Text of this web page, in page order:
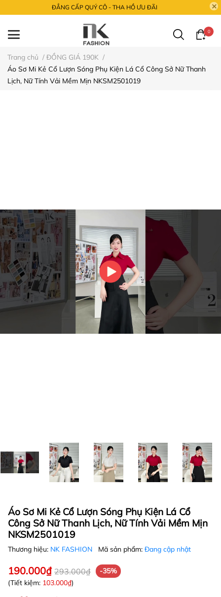
ĐẲNG CẤP QUÝ CÔ - THA HỒ ƯU ĐÃI
0
Trang chủ / ĐỒNG GIÁ 190K /
Áo Sơ Mi Kẻ Cổ Lượn Sóng Phụ Kiện Lá Cổ Công Sở Nữ Thanh
Lịch, Nữ Tính Vải Mềm Mịn NKSM2501019
Áo Sơ Mi Kẻ Cổ Lượn Sóng Phụ Kiện Lá Cổ
Công Sở Nữ Thanh Lịch, Nữ Tính Vải Mềm Mịn
NKSM2501019
Thương hiệu: NK FASHION Mã sản phẩm: Đang cập nhật
190.000₫ 293.000₫
-35%
(Tiết kiệm: 103.000₫)